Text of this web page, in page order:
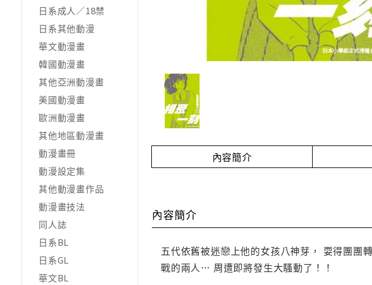
日系成人／18禁
日系其他動漫
華文動漫畫
韓國動漫畫
其他亞洲動漫畫
美國動漫畫
歐洲動漫畫
其他地區動漫畫
動漫畫冊
動漫設定集
其他動漫畫作品
動漫畫技法
同人誌
日系BL
日系GL
華文BL
內容簡介
內容簡介
五代依舊被迷戀上他的女孩八神芽， 耍得團團
戰的兩人… 周遭即將發生大騷動了！！